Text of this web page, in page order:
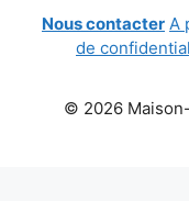
Nous contacter A
de
© 2026